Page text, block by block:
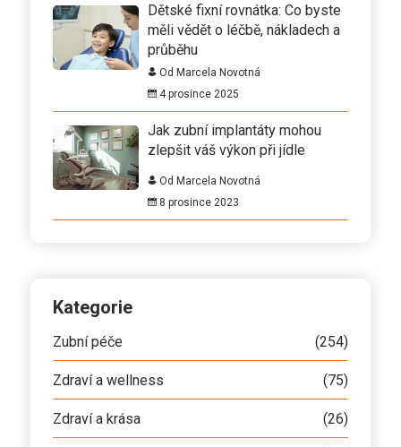
Dětské fixní rovnátka: Co byste
měli vědět o léčbě, nákladech a
průběhu
Od Marcela Novotná
4 prosince 2025
Jak zubní implantáty mohou
zlepšit váš výkon při jídle
Od Marcela Novotná
8 prosince 2023
Kategorie
Zubní péče (254)
Zdraví a wellness (75)
Zdraví a krása (26)